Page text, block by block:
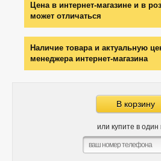
Цена в интернет-магазине и в
может отличаться
Наличие товара и актуальную
менеджера интернет-магазина
В корзину
или купите в один